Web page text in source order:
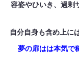
容姿やひいき、過剰
自分自身も含め上に
夢の扉はは本気で